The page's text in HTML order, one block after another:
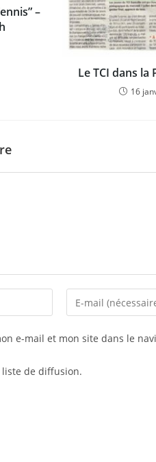
–
Le TCI dans la
16
Enter
your
to
e-mail et mon site dans le
liste de diffusion.